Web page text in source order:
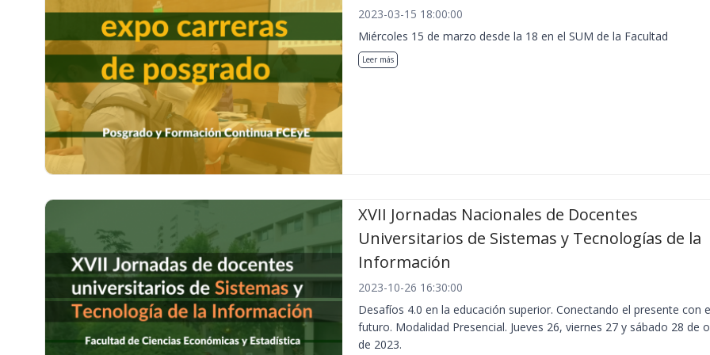
2023-03-15 18:00:00
Miércoles 15 de marzo desde la 18 en el SUM de la Facultad
Leer más
XVII Jornadas Nacionales de Docentes
Universitarios de Sistemas y Tecnologías de la
Información
2023-10-26 16:30:00
Desafíos 4.0 en la educación superior. Conectando el presente con
futuro. Modalidad Presencial. Jueves 26, viernes 27 y sábado 28 de
de 2023.